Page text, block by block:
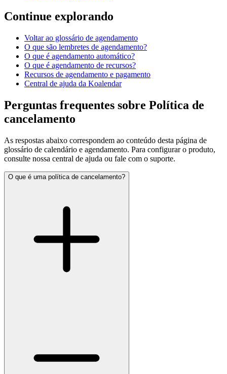
Continue explorando
Voltar ao glossário de agendamento
O que são lembretes de agendamento?
O que é agendamento automático?
O que é agendamento de recursos?
Recursos de agendamento e pagamento
Central de ajuda da Koalendar
Perguntas frequentes sobre Política de
cancelamento
As respostas abaixo correspondem ao conteúdo desta página de
glossário de calendário e agendamento. Para configurar o produto,
consulte nossa central de ajuda ou fale com o suporte.
O que é uma política de cancelamento?